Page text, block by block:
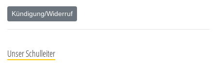
Kündigung/Widerruf
Unser Schulleiter